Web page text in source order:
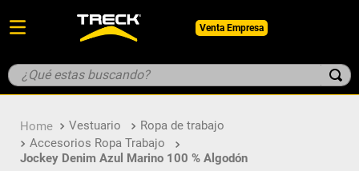
Venta Empresa
¿Qué estas buscando?
Vestuario
Ropa de trabajo
Accesorios Ropa Trabajo
Jockey Denim Azul Marino 100 % Algodón
1. botin
2. guantes